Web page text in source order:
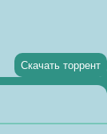
Скачать торрент